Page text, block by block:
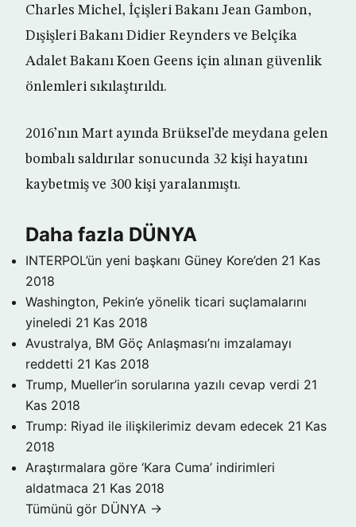
Charles Michel, İçişleri Bakanı Jean Gambon,
Dışişleri Bakanı Didier Reynders ve Belçika
Adalet Bakanı Koen Geens için alınan güvenlik
önlemleri sıkılaştırıldı.
2016’nın Mart ayında Brüksel’de meydana gelen
bombalı saldırılar sonucunda 32 kişi hayatını
kaybetmiş ve 300 kişi yaralanmıştı.
Daha fazla DÜNYA
INTERPOL’ün yeni başkanı Güney Kore’den 21 Kas
2018
Washington, Pekin’e yönelik ticari suçlamalarını
yineledi 21 Kas 2018
Avustralya, BM Göç Anlaşması’nı imzalamayı
reddetti 21 Kas 2018
Trump, Mueller’in sorularına yazılı cevap verdi 21
Kas 2018
Trump: Riyad ile ilişkilerimiz devam edecek 21 Kas
2018
Araştırmalara göre ‘Kara Cuma’ indirimleri
aldatmaca 21 Kas 2018
Tümünü gör DÜNYA →